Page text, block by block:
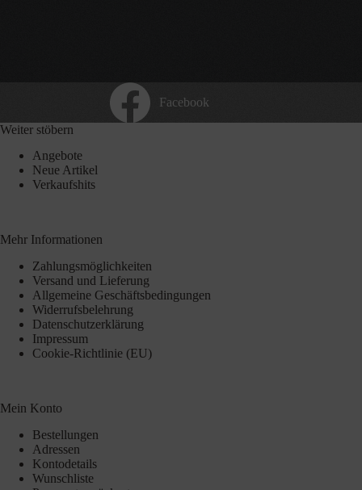
Facebook
Weiter stöbern
Angebote
Neue Artikel
Verkaufshits
Mehr Informationen
Zahlungsmöglichkeiten
Versand und Lieferung
Allgemeine Geschäftsbedingungen
Widerrufsbelehrung
Datenschutzerklärung
Impressum
Cookie-Richtlinie (EU)
Mein Konto
Bestellungen
Adressen
Kontodetails
Wunschliste